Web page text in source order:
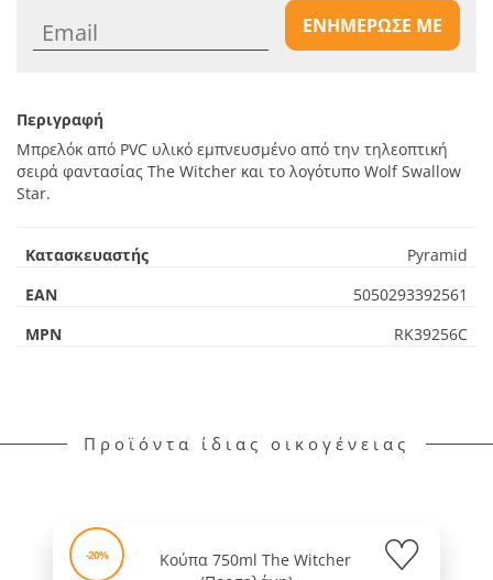
ΕΝΗΜΕΡΩΣΕ ΜΕ
Περιγραφή
Μπρελόκ από PVC υλικό εμπνευσμένο από την τηλεοπτική
σειρά φαντασίας The Witcher και το λογότυπο Wolf Swallow
Star.
Κατασκευαστής
Pyramid
EAN
5050293392561
MPN
RK39256C
Προϊόντα ίδιας οικογένειας
-20%